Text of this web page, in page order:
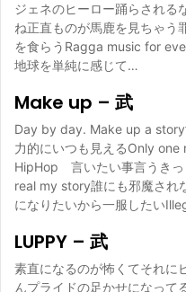
ジェネのヒーロー踊らされる
ね正直ものが馬鹿を見ちゃう
を食らうRagga music for
地球を単純に感じて…
Make up – 武
Day by day. Make up a story
力的にいつも見えるOnly
HipHop 言いたい事言うき
real my story誰にも邪魔さ
になりたいから一服したい
LUPPY – 武
素直になるのが怖くてそれ
んプライドの足かせになっ